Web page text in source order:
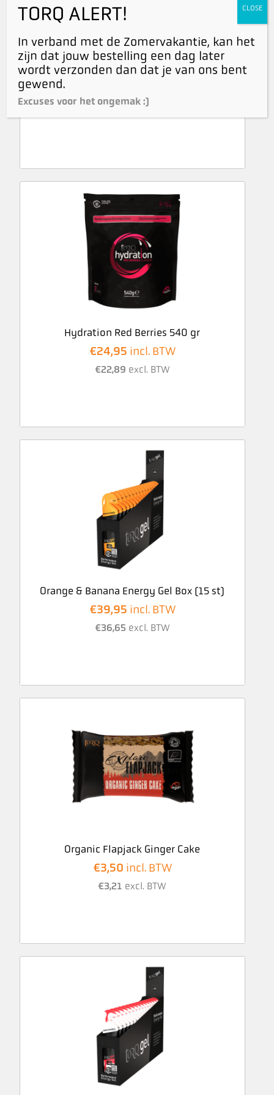
Organic Flapjack Apple Strudel Box
59,59
Hydration Red Berries 540 gr
€24,95 incl. BTW
€22,89 excl. BTW
Orange & Banana Energy Gel Box (15 st)
€39,95 incl. BTW
€36,65 excl. BTW
Organic Flapjack Ginger Cake
€3,50 incl. BTW
€3,21 excl. BTW
TORQ ALERT!
In verband met de Zomervakantie, kan het
zijn dat jouw bestelling een dag later
wordt verzonden dan dat je van ons bent
gewend.
Excuses voor het ongemak :)
CLOSE